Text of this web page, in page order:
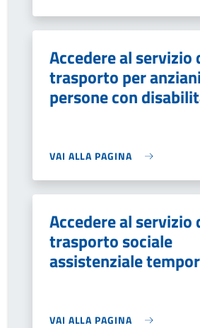
Accedere al servizio
trasporto per
persone con
VAI ALLA PAGINA
Accedere al servizio
trasporto sociale
assistenziale
VAI ALLA PAGINA